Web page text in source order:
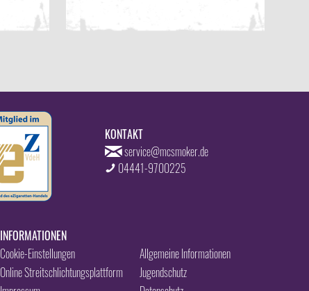
KONTAKT
service@mcsmoker.de
04441-9700225
INFORMATIONEN
Allgemeine Informationen
Cookie-Einstellungen
Jugendschutz
Online Streitschlichtungsplattform